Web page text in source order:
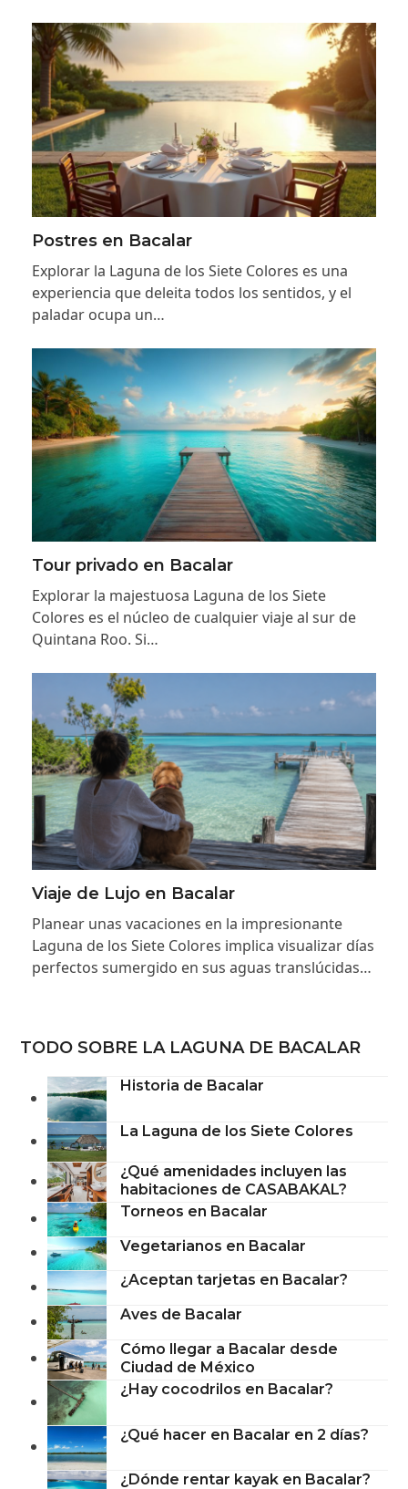
Postres en Bacalar
Explorar la Laguna de los Siete Colores es una
experiencia que deleita todos los sentidos, y el
paladar ocupa un…
Tour privado en Bacalar
Explorar la majestuosa Laguna de los Siete
Colores es el núcleo de cualquier viaje al sur de
Quintana Roo. Si…
Viaje de Lujo en Bacalar
Planear unas vacaciones en la impresionante
Laguna de los Siete Colores implica visualizar días
perfectos sumergido en sus aguas translúcidas…
TODO SOBRE LA LAGUNA DE BACALAR
Historia de Bacalar
La Laguna de los Siete Colores
¿Qué amenidades incluyen las
habitaciones de CASABAKAL?
Torneos en Bacalar
Vegetarianos en Bacalar
¿Aceptan tarjetas en Bacalar?
Aves de Bacalar
Cómo llegar a Bacalar desde
Ciudad de México
¿Hay cocodrilos en Bacalar?
¿Qué hacer en Bacalar en 2 días?
¿Dónde rentar kayak en Bacalar?